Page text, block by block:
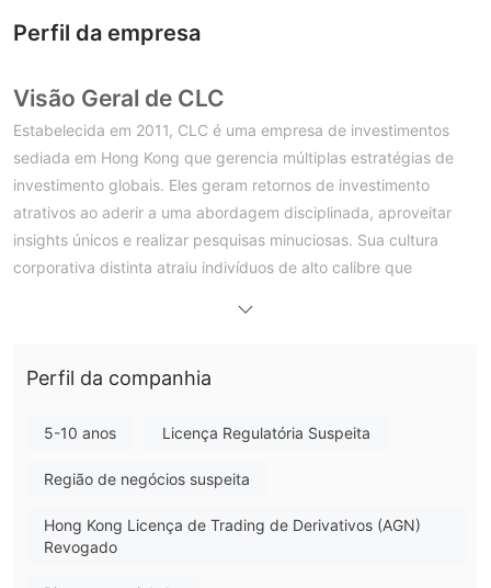
Perfil da empresa
Visão Geral de CLC
Estabelecida em 2011, CLC é uma empresa de investimentos
sediada em Hong Kong que gerencia múltiplas estratégias de
investimento globais. Eles geram retornos de investimento
atrativos ao aderir a uma abordagem disciplinada, aproveitar
insights únicos e realizar pesquisas minuciosas. Sua cultura
corporativa distinta atraiu indivíduos de alto calibre que
investimento.
em cada solução, garantindo que seus interesses estejam
investimentos e clientes se beneficiam da ampla expertise
financeira e operacional fornecida por sua unidade de Serviço
de Investimento.
Perfil da companhia
5-10 anos Licença Regulatória Suspeita
Região de negócios suspeita
Hong Kong Licença de Trading de Derivativos (AGN)
Revogado